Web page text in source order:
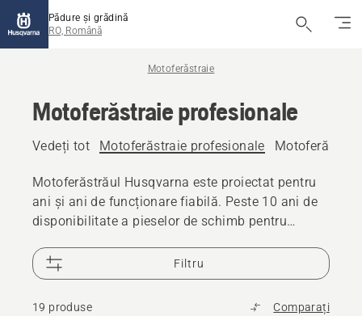
Pădure și grădină
RO, Română
Motoferăstraie
Motoferăstraie profesionale
Vedeți tot Motoferăstraie profesionale
Motoferăstrăul Husqvarna este proiectat pentru
ani și ani de funcționare fiabilă. Peste 10 ani de
disponibilitate a pieselor de schimb pentru
mondial disponibili pentru asistență.
Filtru
19 produse Comparați